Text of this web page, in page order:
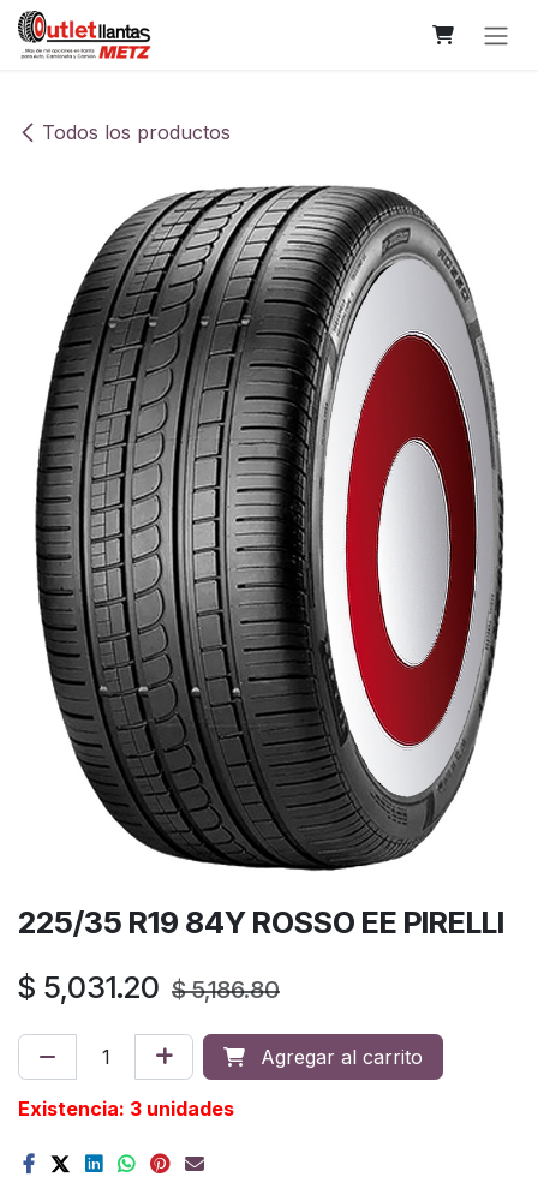
Ir al contenido
Todos los productos
225/35 R19 84Y ROSSO EE PIRELLI
$ 5,031.20 $5,186.80
Agregar al carrito
Existencia: 3 unidades